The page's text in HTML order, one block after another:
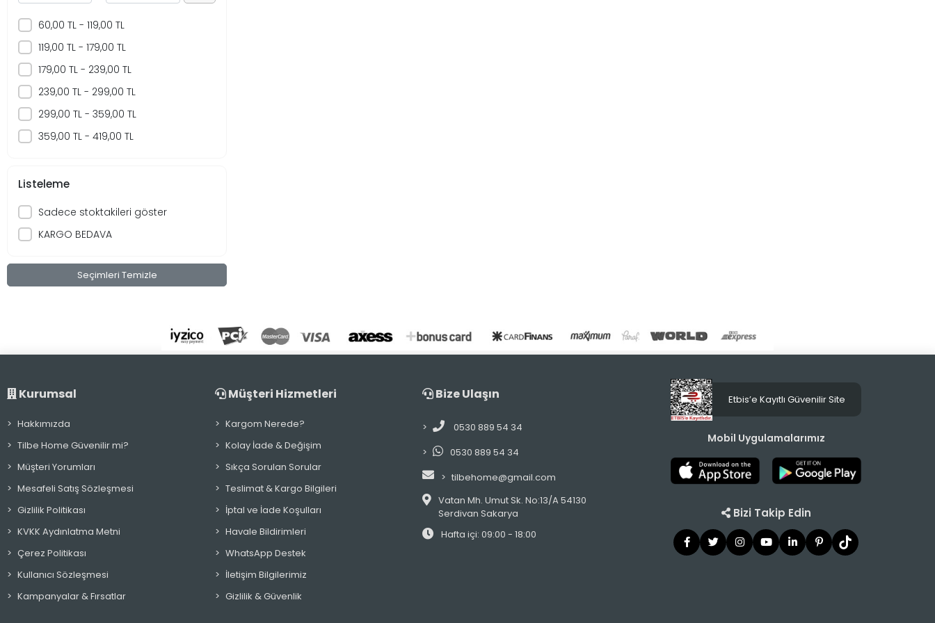
Çift Taraflı Bant
Telefon Tutacağı
Bahçe Süsleri
Kablo Klipsleri
Su Arıtma Aletleri
Hamaklar
Musluk Hortumu
Metal Raf Ayakları
Mobilya Ayakları
Takım Çantası & Avadanlık
Ocak Ekipmanları
Aydınlatma & LED Lambalar
Termometreler
Şemsiye
60,00 TL - 119,00 TL
119,00 TL - 179,00 TL
179,00 TL - 239,00 TL
239,00 TL - 299,00 TL
299,00 TL - 359,00 TL
359,00 TL - 419,00 TL
Listeleme
Sadece stoktakileri göster
KARGO BEDAVA
Seçimleri Temizle
Kurumsal
Hakkımızda
Tilbe Home Güvenilir mi?
Müşteri Yorumları
Mesafeli Satış Sözleşmesi
Gizlilik Politikası
KVKK Aydınlatma Metni
Çerez Politikası
Kullanıcı Sözleşmesi
Kampanyalar & Fırsatlar
Müşteri Hizmetleri
Kargom Nerede?
Kolay İade & Değişim
Sıkça Sorulan Sorular
Teslimat & Kargo Bilgileri
İptal ve İade Koşulları
Havale Bildirimleri
WhatsApp Destek
İletişim Bilgilerimiz
Gizlilik & Güvenlik
Bize Ulaşın
0530 889 54 34
0530 889 54 34
tilbehome@gmail.com
Vatan Mh. Umut Sk. No:13/A 54130
Serdivan Sakarya
Hafta içi: 09:00 - 18:00
Etbis’e Kayıtlı Güvenilir Site
Mobil Uygulamalarımız
Bizi Takip Edin